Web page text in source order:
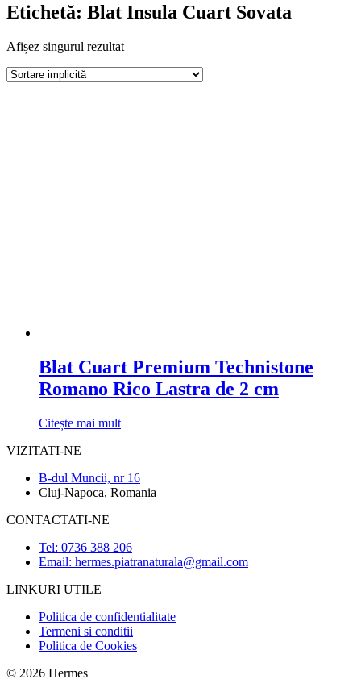
Etichetă: Blat Insula Cuart Sovata
Afișez singurul rezultat
Blat Cuart Premium Technistone
Romano Rico Lastra de 2 cm
Citește mai mult
VIZITATI-NE
B-dul Muncii, nr 16
Cluj-Napoca, Romania
CONTACTATI-NE
Tel: 0736 388 206
Email: hermes.piatranaturala@gmail.com
LINKURI UTILE
Politica de confidentialitate
Termeni si conditii
Politica de Cookies
© 2026 Hermes